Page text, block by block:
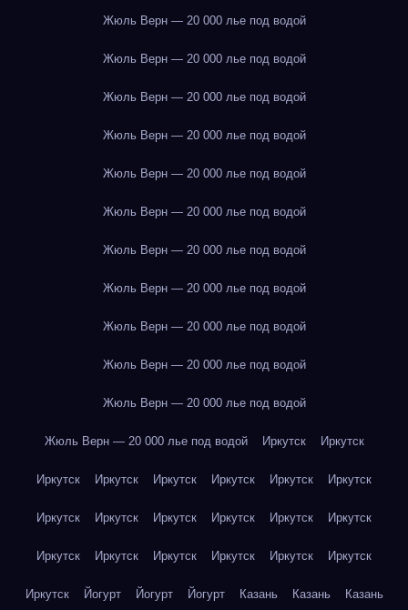
Жюль Верн — 20 000 лье под водой
Жюль Верн — 20 000 лье под водой
Жюль Верн — 20 000 лье под водой
Жюль Верн — 20 000 лье под водой
Жюль Верн — 20 000 лье под водой
Жюль Верн — 20 000 лье под водой
Жюль Верн — 20 000 лье под водой
Жюль Верн — 20 000 лье под водой
Жюль Верн — 20 000 лье под водой
Жюль Верн — 20 000 лье под водой
Жюль Верн — 20 000 лье под водой
Жюль Верн — 20 000 лье под водой Иркутск Иркутск
Иркутск Иркутск Иркутск Иркутск Иркутск Иркутск
Иркутск Иркутск Иркутск Иркутск Иркутск Иркутск
Иркутск Иркутск Иркутск Иркутск Иркутск Иркутск
Иркутск Йогурт Йогурт Йогурт Казань Казань Казань